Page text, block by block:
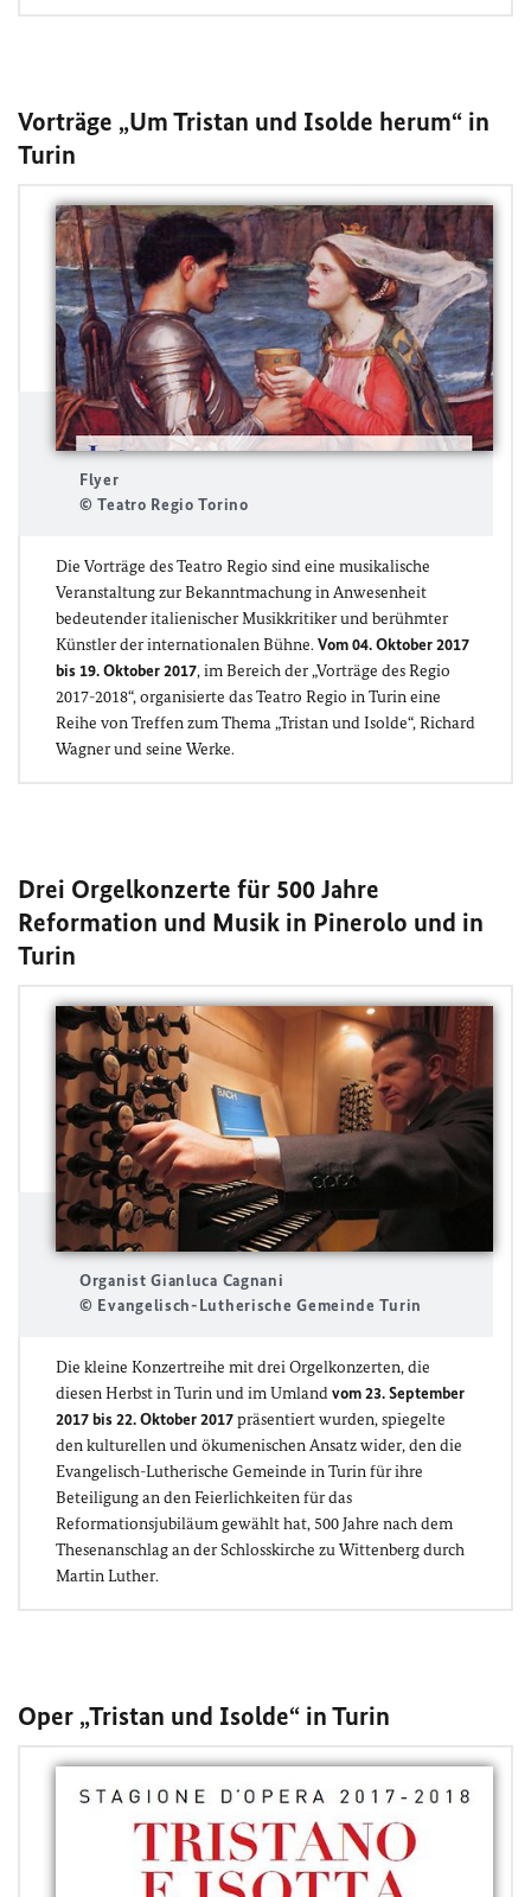
Vorträge „Um Tristan und Isolde herum“ in
Turin
Flyer
© Teatro Regio Torino
Die Vorträge des Teatro Regio sind eine musikalische
Veranstaltung zur Bekanntmachung in Anwesenheit
bedeutender italienischer Musikkritiker und berühmter
Künstler der internationalen Bühne. Vom 04. Oktober 2017
bis 19. Oktober 2017, im Bereich der „Vorträge des Regio
2017-2018“, organisierte das Teatro Regio in Turin eine
Reihe von Treffen zum Thema „Tristan und Isolde“, Richard
Wagner und seine Werke.
Drei Orgelkonzerte für 500 Jahre
Reformation und Musik in Pinerolo und in
Turin
Organist Gianluca Cagnani
© Evangelisch-Lutherische Gemeinde Turin
Die kleine Konzertreihe mit drei Orgelkonzerten, die
diesen Herbst in Turin und im Umlandvom 23. September
2017 bis 22. Oktober 2017präsentiert wurden, spiegelte
den kulturellen und ökumenischen Ansatz wider, den die
Evangelisch-Lutherische Gemeinde in Turin für ihre
Beteiligung an den Feierlichkeiten für das
Reformationsjubiläum gewählt hat, 500 Jahre nach dem
Thesenanschlag an der Schlosskirche zu Wittenberg durch
Martin Luther.
Oper „Tristan und Isolde“ in Turin